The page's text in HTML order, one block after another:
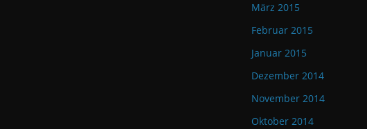
März 2015
Februar 2015
Januar 2015
Dezember 2014
November 2014
Oktober 2014